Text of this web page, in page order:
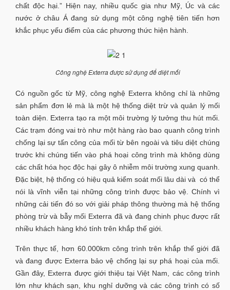
chất độc hại.” Hiện nay, nhiều quốc gia như Mỹ, Úc và các
nước ở châu Á đang sử dụng một công nghệ tiên tiến hơn
khắc phục yếu điểm của các phương thức hiện hành.
Công nghệ Exterra được sử dụng để diệt mối
Có nguồn gốc từ Mỹ, công nghệ Exterra không chỉ là những
sản phẩm đơn lẻ mà là một hệ thống diệt trừ và quản lý mối
toàn diện. Exterra tạo ra một môi trường lý tưởng thu hút mối.
Các trạm đóng vai trò như một hàng rào bao quanh công trình
chống lại sự tấn công của mối từ bên ngoài và tiêu diệt chúng
trước khi chúng tiến vào phá hoại công trình mà không dùng
các chất hóa học độc hại gây ô nhiễm môi trường xung quanh.
Đặc biệt, hệ thống có hiệu quả kiểm soát mối lâu dài và có thể
nói là vĩnh viễn tại những công trình được bảo vệ. Chính vì
những cải tiến đó so với giải pháp thông thường mà hệ thống
phòng trừ và bẫy mối Exterra đã và đang chinh phục được rất
nhiều khách hàng khó tính trên khắp thế giới.
Trên thực tế, hơn 60.000km công trình trên khắp thế giới đã
và đang được Exterra bảo vệ chống lại sự phá hoại của mối.
Gần đây, Exterra được giới thiệu tại Việt Nam, các công trình
lớn như khách sạn, khu nghỉ dưỡng và các công trình có số